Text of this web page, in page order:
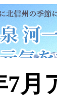
7月